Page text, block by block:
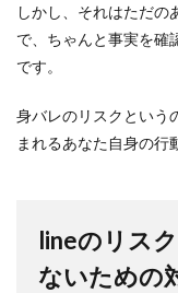
しかし、それはただの
で、ちゃんと事実を確
です。
身バレのリスクという
まれるあなた自身の行
lineのリス
ないための